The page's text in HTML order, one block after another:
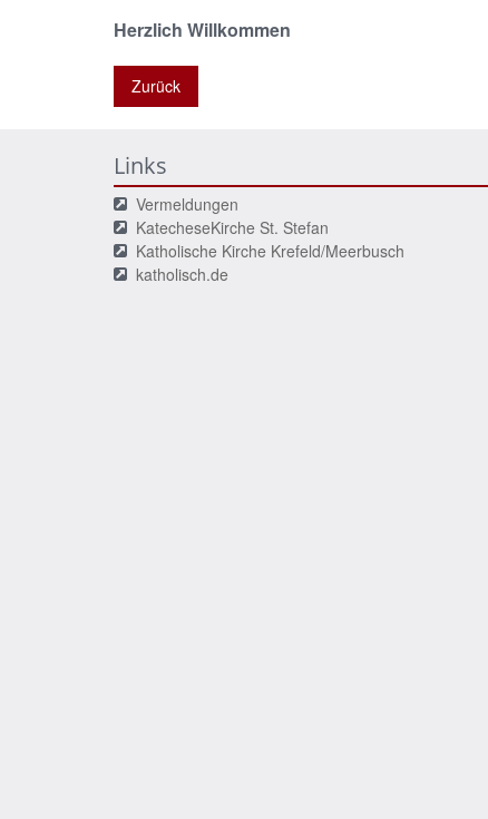
Herzlich Willkommen
Zurück
Links
Vermeldungen
KatecheseKirche St. Stefan
Katholische Kirche Krefeld/Meerbusch
katholisch.de